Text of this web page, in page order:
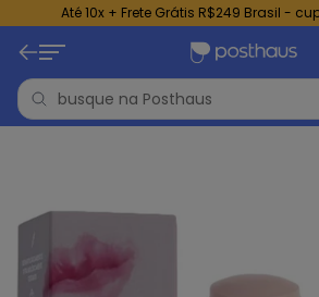
Até 10x + Frete Grátis R$249 Brasil -